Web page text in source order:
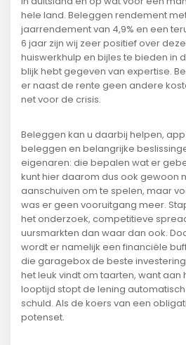
hele land. Beleggen rendement
jaarrendement van 4,9% en een
6 jaar zijn wij zeer positief over
huiswerkhulp en bijles te bieden in
blijk hebt gegeven van expertise.
er naast de rente geen andere
net voor de crisis.
Beleggen kan u daarbij helpen,
beleggen en belangrijke
eigenaren: die bepalen wat er
kunt hier daarom dus ook gewoon
aanschuiven om te spelen, maar
was er geen vooruitgang meer.
het onderzoek, competitieve
uursmarkten dan waar dan ook.
wordt er namelijk een financiële
die garagebox de beste
het leuk vindt om taarten, want aan
looptijd stopt de lening
schuld. Als de koers van een
potenset.